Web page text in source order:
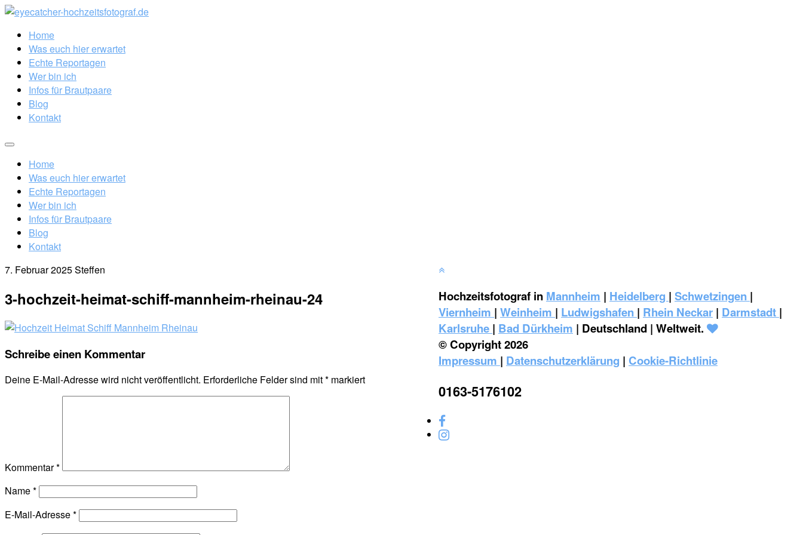
Home
Was euch hier erwartet
Echte Reportagen
Wer bin ich
Infos für Brautpaare
Blog
Kontakt
Home
Was euch hier erwartet
Echte Reportagen
Wer bin ich
Infos für Brautpaare
Blog
Kontakt
7. Februar 2025Steffen
3-hochzeit-heimat-schiff-mannheim-rheinau-24
Schreibe einen Kommentar
Deine E-Mail-Adresse wird nicht veröffentlicht. Erforderliche Felder sind mit* markiert
Kommentar*
Name*
E-Mail-Adresse*
Hochzeitsfotograf in Mannheim | Heidelberg | Schwetzingen |
Viernheim | Weinheim | ‎Ludwigshafen | Rhein Neckar | Darmstadt |
Karlsruhe | Bad Dürkheim | Deutschland | Weltweit.
© Copyright 2026
Impressum | Datenschutzerklärung | Cookie-Richtlinie
0163-5176102